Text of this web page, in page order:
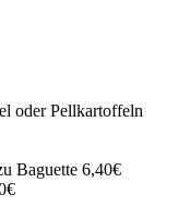
oder Pellkartoffeln
Baguette 6,40€